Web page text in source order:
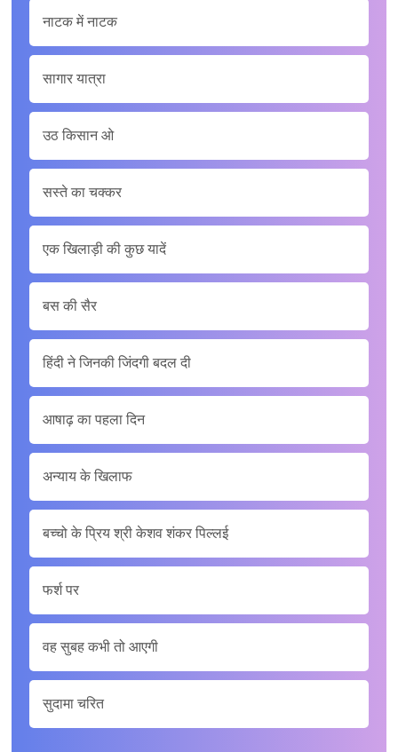
नाटक में नाटक
सागार यात्रा
उठ किसान ओ
सस्ते का चक्कर
एक खिलाड़ी की कुछ यादें
बस की सैर
हिंदी ने जिनकी जिंदगी बदल दी
आषाढ़ का पहला दिन
अन्याय के खिलाफ
बच्चो के प्रिय श्री केशव शंकर पिल्लई
फर्श पर
वह सुबह कभी तो आएगी
सुदामा चरित